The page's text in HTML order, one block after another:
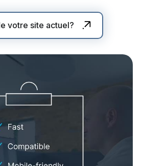
votre site actuel?